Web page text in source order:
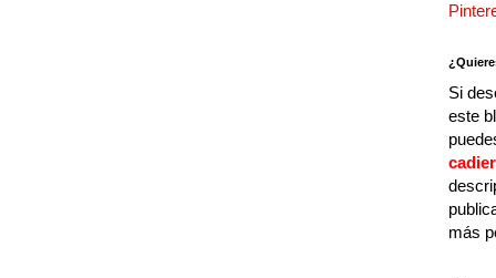
Si
este
más